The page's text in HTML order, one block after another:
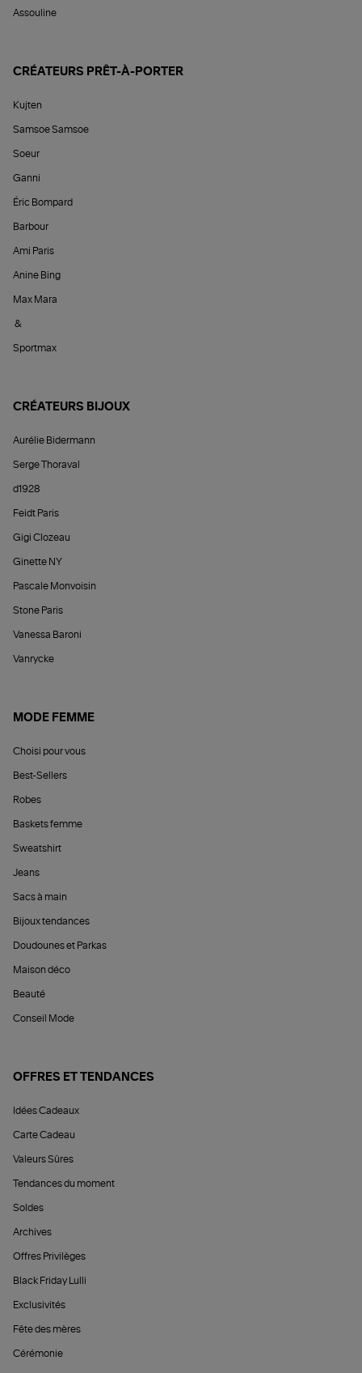
Assouline
CRÉATEURS PRÊT-À-PORTER
Kujten
Samsoe Samsoe
Soeur
Ganni
Éric Bompard
Barbour
Ami Paris
Anine Bing
Max Mara
&
Sportmax
CRÉATEURS BIJOUX
Aurélie Bidermann
Serge Thoraval
d1928
Feidt Paris
Gigi Clozeau
Ginette NY
Pascale Monvoisin
Stone Paris
Vanessa Baroni
Vanrycke
MODE FEMME
Choisi pour vous
Best-Sellers
Robes
Baskets femme
Sweatshirt
Jeans
Sacs à main
Bijoux tendances
Doudounes et Parkas
Maison déco
Beauté
Conseil Mode
OFFRES ET TENDANCES
Idées Cadeaux
Carte Cadeau
Valeurs Sûres
Tendances du moment
Soldes
Archives
Offres Privilèges
Black Friday Lulli
Exclusivités
Fête des mères
Cérémonie